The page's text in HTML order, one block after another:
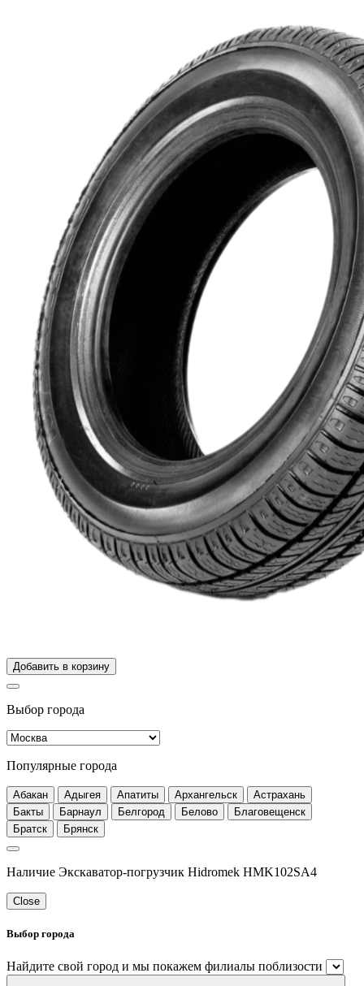
Добавить в корзину
Выбор города
Популярные города
Абакан Адыгея Апатиты Архангельск
Астрахань
Бакты
Барнаул Белгород Белово
Благовещенск
Братск
Брянск
Наличие Экскаватор-погрузчик Hidromek HMK102SA4
Close
Выбор города
Найдите свой город и мы покажем филиалы поблизости